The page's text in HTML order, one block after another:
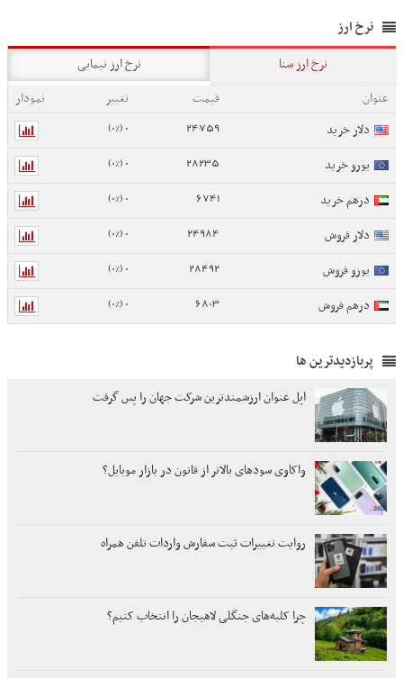
نرخ ارز
نرخ ارز سنا
نرخ ارز نیمایی
عنوان
قیمت تغییر
نمودار
دلار خرید
24759
0 (0%)
یورو خرید 28235
0 (0%)
درهم خرید 6741
0 (0%)
دلار فروش 24984
0 (0%)
یورو فروش 28492
0 (0%)
درهم فروش 6803
0 (0%)
پربازدیدترین ها
اپل عنوان ارزشمندترین شرکت جهان را پس گرفت
واکاوی سودهای بالاتر از قانون در بازار موبایل؟
روایت تغییرات ثبت سفارش واردات تلفن همراه
چرا کلبه‌های جنگلی لاهیجان را انتخاب کنیم؟